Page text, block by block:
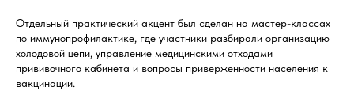
Отдельный практический акцент был сделан на мастер-классах
по иммунопрофилактике, где участники разбирали организацию
холодовой цепи, управление медицинскими отходами
прививочного кабинета и вопросы приверженности населения к
вакцинации.